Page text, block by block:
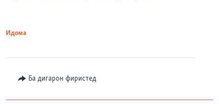
Идома
Ба дигарон фиристед